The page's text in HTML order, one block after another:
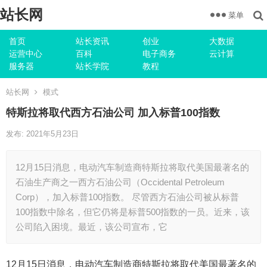
站长网
首页 站长资讯 创业
大数据
运营中心
百科 电子商务
云计算
服务器
站长学院 教程
菜单
站长网 模式
特斯拉将取代西方石油公司 加入标普100指数
发布: 2021年5月23日
12月15日消息，电动汽车制造商特斯拉将取代美国最著名的
石油生产商之一西方石油公司（Occidental Petroleum
Corp），加入标普100指数。 尽管西方石油公司被从标普
100指数中除名，但它仍将是标普500指数的一员。近来，该
公司陷入困境。最近，该公司宣布，它
12月15日消息，电动汽车制造商特斯拉将取代美国最著名的